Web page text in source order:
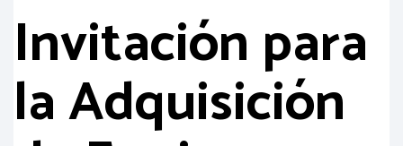
Invitación para
la Adquisición